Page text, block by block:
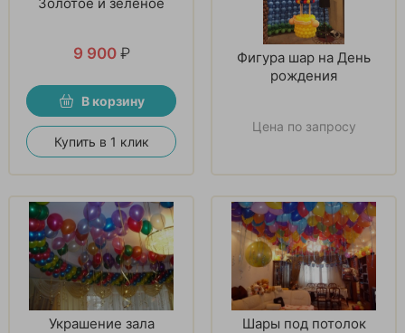
9 900 ₽
В корзину
Купить в 1 клик
Фигура шар на День
рождения
Цена по запросу
Украшение зала
Шары под потолок